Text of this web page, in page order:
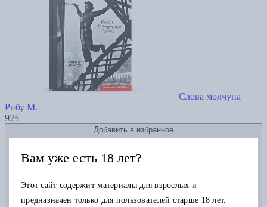
Слова молчуна
Рибу М.
925
Добавить в избранное
Вам уже есть 18 лет?
Этот сайт содержит материалы для взрослых и
предназначен только для пользователей старше 18 лет.